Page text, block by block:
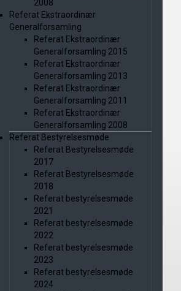
2008
Referat Ekstraordinær
Generalforsamling
Referat Ekstraordinær
Generalforsamling 2015
Referat Ekstraordinær
Generalforsamling 2013
Referat Ekstraordinær
Generalforsamling 2011
Referat Ekstraordinær
Generalforsamling 2008
Referat Bestyrelsesmøde
Referat Bestyrelsesmøde
2017
Referat Bestyrelsesmøde
2018
Referat bestyrelsesmøde
2021
Referat bestyrelsesmøde
2022
Referat bestyrelsesmøde
2023
Referat bestyrelsesmøde
2024